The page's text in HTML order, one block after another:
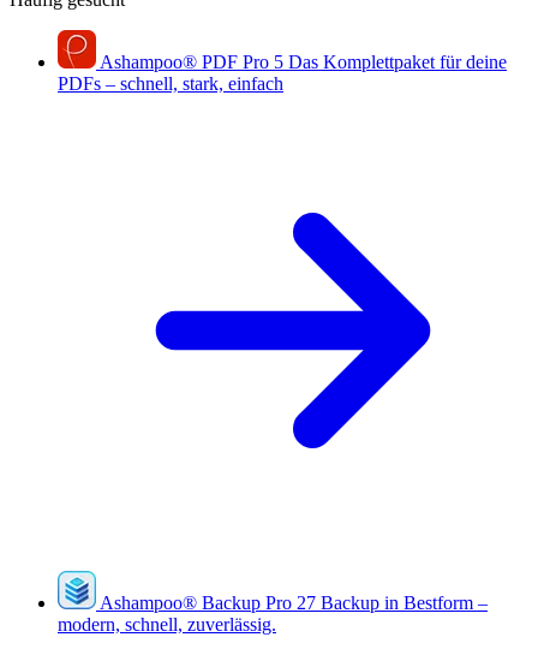
Ashampoo® PDF Pro 5 Das Komplettpaket für deine
PDFs – schnell, stark, einfach
Ashampoo® Backup Pro 27 Backup in Bestform –
modern, schnell, zuverlässig.